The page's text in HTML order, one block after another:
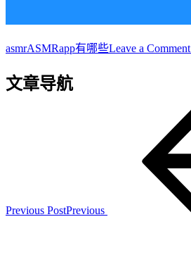
asmrASMRapp有哪些Leave a Comment
文章导航
Previous PostPrevious